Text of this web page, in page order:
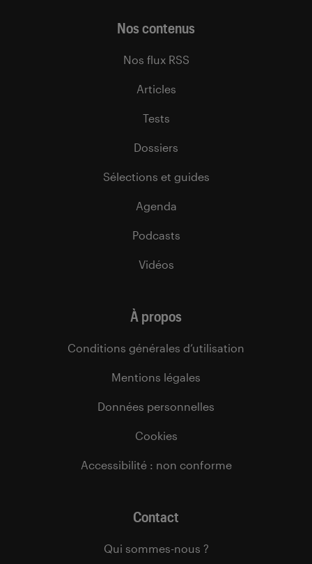
Nos contenus
Nos flux RSS
Articles
Tests
Dossiers
Sélections et guides
Agenda
Podcasts
Vidéos
À propos
Conditions générales d’utilisation
Mentions légales
Données personnelles
Cookies
Accessibilité : non conforme
Contact
Qui sommes-nous ?